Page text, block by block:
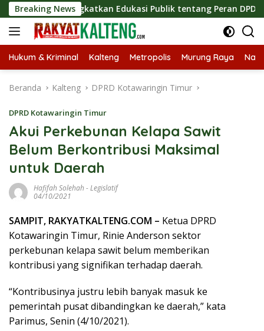
Langsung
ke
konten
Breaking News
Tingkatkan Edukasi Publik tentang Peran DPD RI
Hukum & Kriminal Kalteng Metropolis Murung Raya
Beranda Kalteng DPRD Kotawaringin Timur
DPRD Kotawaringin Timur
Akui Perkebunan Kelapa Sawit
Belum Berkontribusi Maksimal
untuk Daerah
Hafifah Solehah -Legislatif
04/10/2021
SAMPIT, RAKYATKALTENG.COM – Ketua DPRD
Kotawaringin Timur, Rinie Anderson sektor
perkebunan kelapa sawit belum memberikan
kontribusi yang signifikan terhadap daerah.
“Kontribusinya justru lebih banyak masuk ke
pemerintah pusat dibandingkan ke daerah,” kata
Parimus, Senin (4/10/2021).